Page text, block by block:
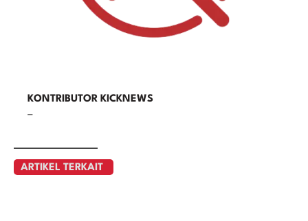
KONTRIBUTOR KICKNEWS
–
ARTIKEL TERKAIT